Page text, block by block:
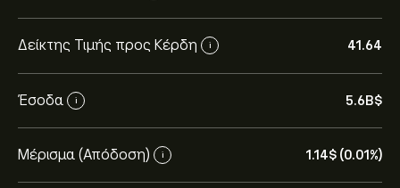
Δείκτης Τιμής προς Κέρδη i 41.64
Έσοδα i 5.6B‎$‎
Μέρισμα (Απόδοση) i 1.14‎$‎ (0.01%)